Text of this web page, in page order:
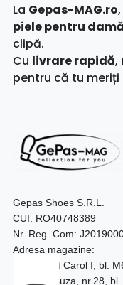
La Gepas-MAG.ro
piele pentru
clipă.
Cu livrare rapidă,
pentru că tu
Gepas Shoes S.R.L.
CUI: RO40748389
Nr. Reg. Com:
Adresa magazine:
Bulevardul Carol I, bl.
B-dul Al. Cuza, nr.28,